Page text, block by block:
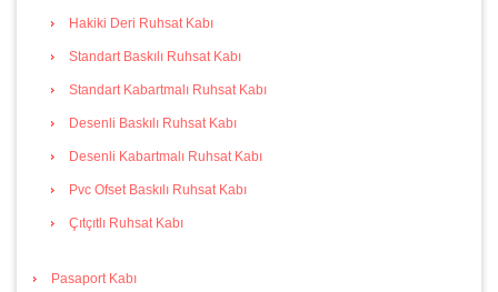
Hakiki Deri Ruhsat Kabı
Standart Baskılı Ruhsat Kabı
Standart Kabartmalı Ruhsat Kabı
Desenli Baskılı Ruhsat Kabı
Desenli Kabartmalı Ruhsat Kabı
Pvc Ofset Baskılı Ruhsat Kabı
Çıtçıtlı Ruhsat Kabı
Pasaport Kabı